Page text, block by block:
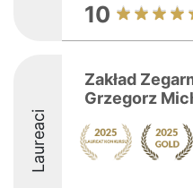
10
Laureaci
Zakład
Grzegorz